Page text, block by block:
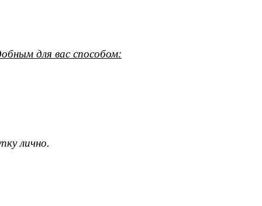
для вас способом:
лично.